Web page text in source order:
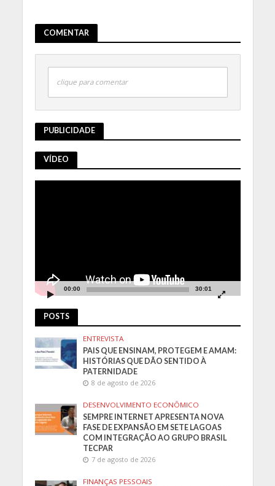
COMENTAR
clique para comentar
PUBLICIDADE
VÍDEO
00:00 30:01
POSTS
ENTREVISTA
PAIS QUE ENSINAM, PROTEGEM E AMAM:
HISTÓRIAS QUE DÃO SENTIDO À
PATERNIDADE
8 de agosto de 2026
DESENVOLVIMENTO ECONÔMICO
SEMPRE INTERNET APRESENTA NOVA
FASE DE EXPANSÃO EM SETE LAGOAS
COM INTEGRAÇÃO AO GRUPO BRASIL
TECPAR
7 de agosto de 2026
FINANÇAS PESSOAIS